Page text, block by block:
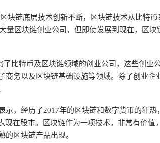
块链底层技术创新不断，区块链技术从比特币
量区块链创业公司，但即使发展到现在，区块
比特币及区块链领域的创业公司，这些创业
务以及区块链基础设施等领域。除了创业企
，经历了2017年的区块链和数字货币的狂热
现在股市。区块链作为一项技术，非常有价值
区块链产品出现。